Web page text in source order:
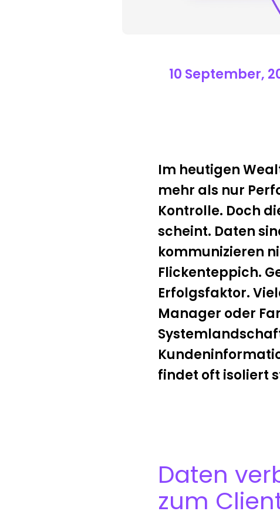
10 September,
Im heutigen
mehr als nur
Kontrolle. Doch
scheint. Daten
kommunizieren
Flickenteppich.
Erfolgsfaktor.
Manager oder
findet oft isoliert
Daten
zum